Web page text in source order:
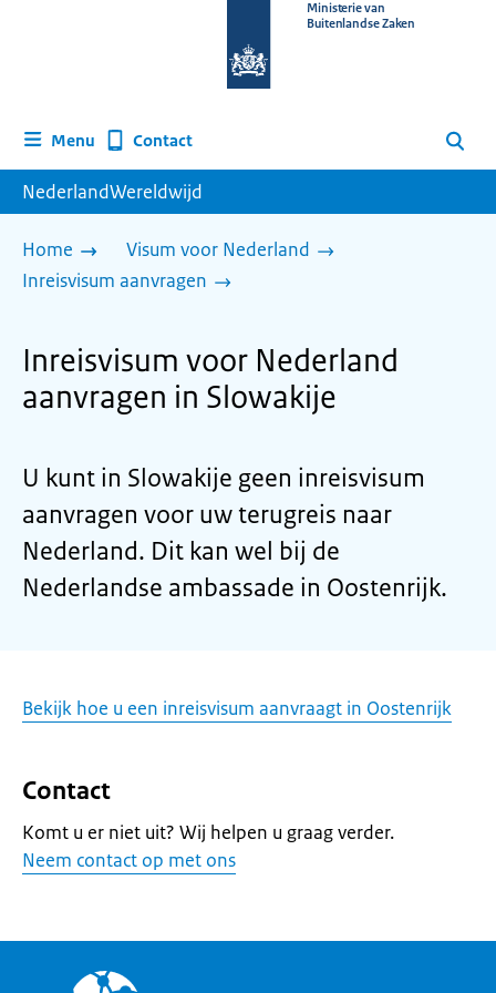
homepage
Ministerie van
Buitenlandse Zaken
Menu Contact Zoeken
NederlandWereldwijd
Home
Visum voor Nederland
Inreisvisum aanvragen
Inreisvisum voor Nederland
aanvragen in Slowakije
U kunt in Slowakije geen inreisvisum
aanvragen voor uw terugreis naar
Nederland. Dit kan wel bij de
Nederlandse ambassade in Oostenrijk.
Bekijk hoe u een inreisvisum aanvraagt in Oostenrijk
Contact
Komt u er niet uit? Wij helpen u graag verder.
Neem contact op met ons